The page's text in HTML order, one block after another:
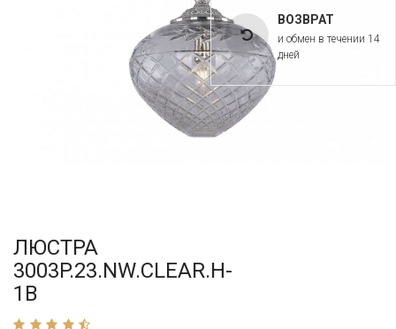
ЛЮСТРА
3003P.23.NW.CLEAR.H-
1B
ВОЗВРАТ
и обмен в течении 14
дней